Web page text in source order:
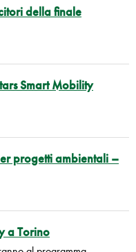
della finale
Smart Mobility
progetti ambientali –
a Torino